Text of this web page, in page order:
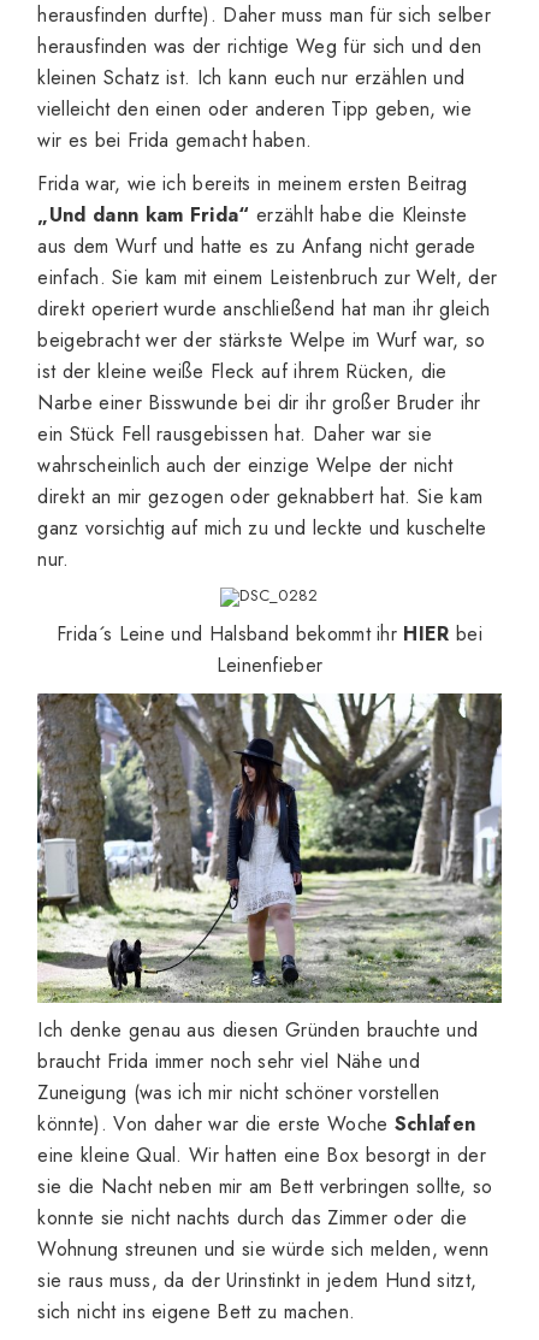
herausfinden durfte). Daher muss man für sich selber
herausfinden was der richtige Weg für sich und den
kleinen Schatz ist. Ich kann euch nur erzählen und
vielleicht den einen oder anderen Tipp geben, wie
wir es bei Frida gemacht haben.
Frida war, wie ich bereits in meinem ersten Beitrag
„Und dann kam Frida“ erzählt habe die Kleinste
aus dem Wurf und hatte es zu Anfang nicht gerade
einfach. Sie kam mit einem Leistenbruch zur Welt, der
direkt operiert wurde anschließend hat man ihr gleich
beigebracht wer der stärkste Welpe im Wurf war, so
ist der kleine weiße Fleck auf ihrem Rücken, die
Narbe einer Bisswunde bei dir ihr großer Bruder ihr
ein Stück Fell rausgebissen hat. Daher war sie
wahrscheinlich auch der einzige Welpe der nicht
direkt an mir gezogen oder geknabbert hat. Sie kam
ganz vorsichtig auf mich zu und leckte und kuschelte
nur.
Frida´s Leine und Halsband bekommt ihr HIER bei
Leinenfieber
Ich denke genau aus diesen Gründen brauchte und
braucht Frida immer noch sehr viel Nähe und
Zuneigung (was ich mir nicht schöner vorstellen
könnte). Von daher war die erste Woche Schlafen
eine kleine Qual. Wir hatten eine Box besorgt in der
sie die Nacht neben mir am Bett verbringen sollte, so
konnte sie nicht nachts durch das Zimmer oder die
Wohnung streunen und sie würde sich melden, wenn
sie raus muss, da der Urinstinkt in jedem Hund sitzt,
sich nicht ins eigene Bett zu machen.